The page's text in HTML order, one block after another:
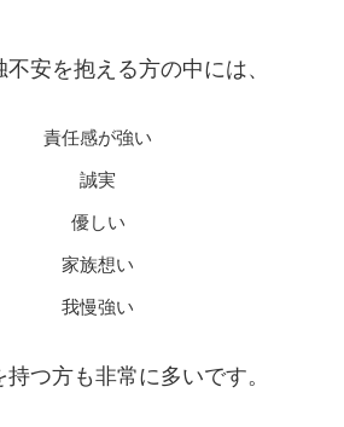
安を抱える方の中には、
責任感が強い
誠実
優しい
家族想い
我慢強い
持つ方も非常に多いです。